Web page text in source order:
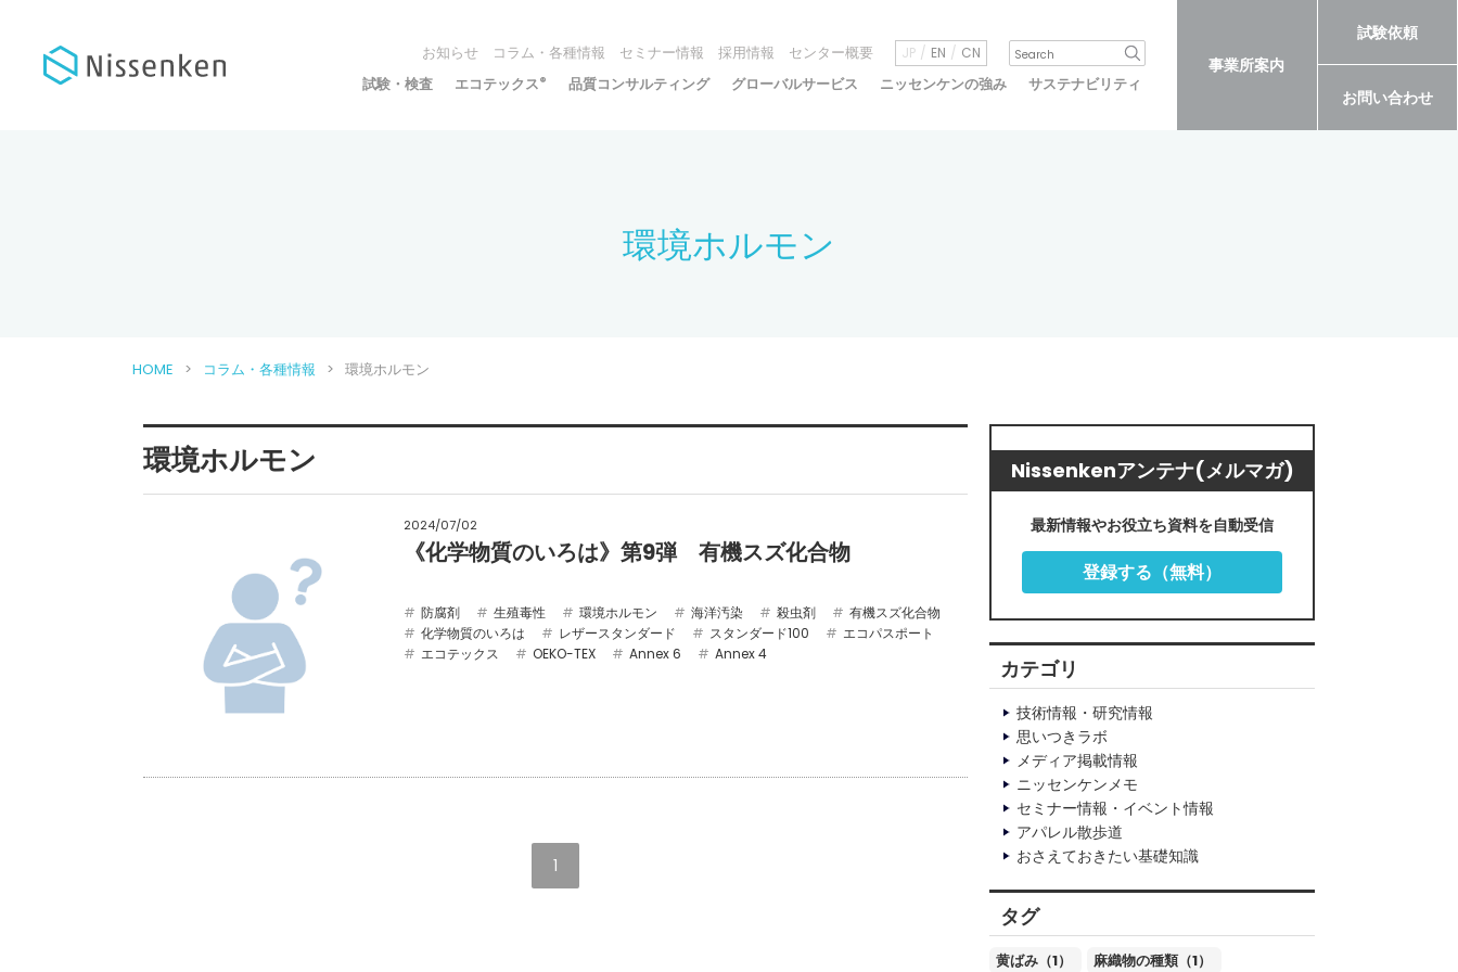
お知らせ コラム・各種情報 セミナー情報 採用情報 センター概要 JP EN CN
試験・検査 エコテックス® 品質コンサルティング グローバルサービス ニッセンケンの強み サステナビリティ
事業所案内
試験依頼
お問い合わせ
環境ホルモン
HOME コラム・各種情報 環境ホルモン
環境ホルモン
2024/07/02
《化学物質のいろは》第9弾 有機スズ化合物
防腐剤 生殖毒性 環境ホルモン 海洋汚染 殺虫剤
有機スズ化合物
化学物質のいろは
レザースタンダード スタンダード100
エコパスポート
エコテックス
OEKO-TEX Annex 6 Annex 4
1
Nissenkenアンテナ(メルマガ)
最新情報やお役立ち資料を自動受信
登録する（無料）
カテゴリ
技術情報・研究情報
思いつきラボ
メディア掲載情報
ニッセンケンメモ
セミナー情報・イベント情報
アパレル散歩道
おさえておきたい基礎知識
タグ
黄ばみ（1）
麻織物の種類（1）